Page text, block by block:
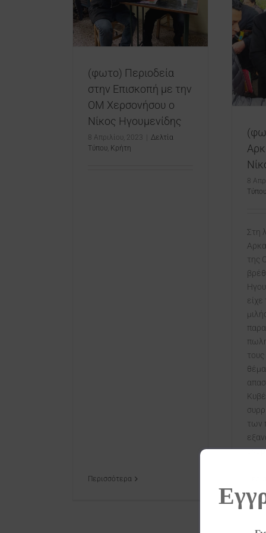
(φωτο) Περιοδεία
στην Επισκοπή με την
ΟΜ Χερσονήσου ο
Νίκος Ηγουμενίδης
8 Απριλίου, 2023
Δελτία
Τύπου Κρήτη
Περισσότερα
(φωτο) Στη λαϊκή του
Αρκαλοχωρίου ο Νίκος
Ηγουμενίδης
8
Τύπου
Στη
της
είχε
τους
των